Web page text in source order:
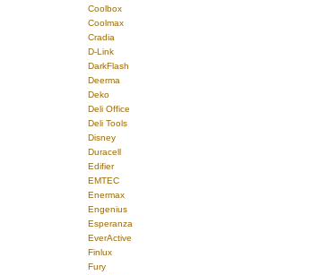
Coolbox
Coolmax
Cradia
D-Link
DarkFlash
Deerma
Deko
Deli Office
Deli Tools
Disney
Duracell
Edifier
EMTEC
Enermax
Engenius
Esperanza
EverActive
Finlux
Fury